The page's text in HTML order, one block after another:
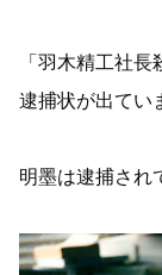
「羽木精工社
逮捕状が出てい
明墨は逮捕され